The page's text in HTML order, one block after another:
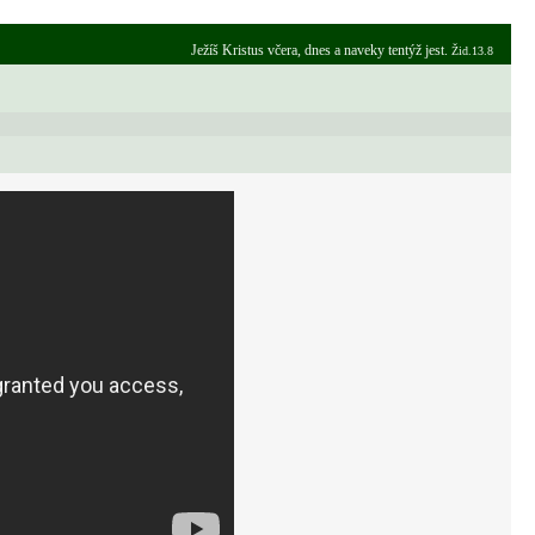
Ježíš Kristus včera, dnes a naveky tentýž jest. Žid.13.8